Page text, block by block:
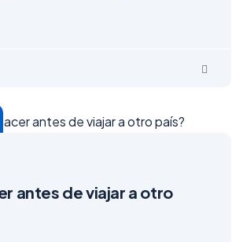
antes de viajar a otro